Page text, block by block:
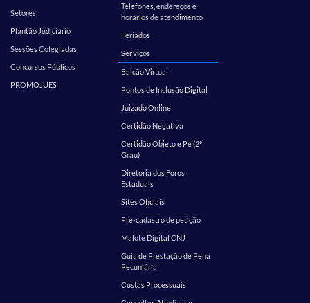
Setores
Plantão Judiciário
Sessões Colegiadas
Concursos Públicos
PROMOJUES
Telefones, endereços e
horários de atendimento
Feriados
Serviços
Balcão Virtual
Pontos de Inclusão Digital
Juizado Online
Certidão Negativa
Certidão Objeto e Pé (2º
Grau)
Diretoria dos Foros
Estaduais
Sites Oficiais
Pré-cadastro de petição
Malote Digital CNJ
Guia de Prestação de Pena
Pecuniária
Custas Processuais